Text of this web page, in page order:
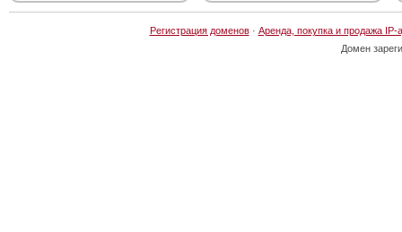
Регистрация доменов· Аренда, покупка и продажа IP-
Домен